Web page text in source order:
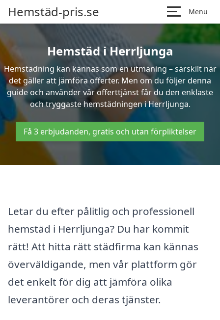
Hemstäd-pris.se Menu
Hemstäd i Herrljunga
Hemstädning kan kännas som en utmaning – särskilt när
det gäller att jämföra offerter. Men om du följer denna
guide och använder vår offerttjänst får du den enklaste
och tryggaste hemstädningen i Herrljunga.
Få 3 erbjudanden, gratis och utan förpliktelser
Letar du efter pålitlig och professionell
hemstäd i Herrljunga? Du har kommit
rätt! Att hitta rätt städfirma kan kännas
överväldigande, men vår plattform gör
det enkelt för dig att jämföra olika
leverantörer och deras tjänster.